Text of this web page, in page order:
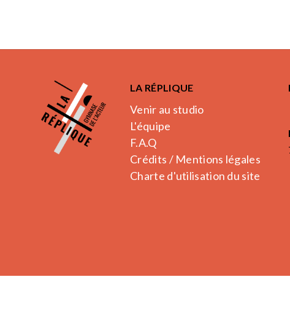
LA RÉPLIQUE
Venir au studio
L'équipe
F.A.Q
Crédits / Mentions légales
Charte d'utilisation du site